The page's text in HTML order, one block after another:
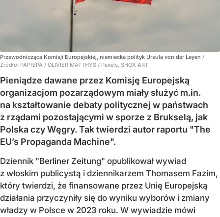
Przewodnicząca Komisji Europejskiej, niemiecka polityk Ursula von der Leyen /
Źródło: PAP/EPA / OLIVIER MATTHYS / Pexels, SHOX ART
Pieniądze dawane przez Komisję Europejską
organizacjom pozarządowym miały służyć m.in.
na kształtowanie debaty politycznej w państwach
z rządami pozostającymi w sporze z Brukselą, jak
Polska czy Węgry. Tak twierdzi autor raportu "The
EU’s Propaganda Machine".
Dziennik "Berliner Zeitung" opublikował wywiad
z włoskim publicystą i dziennikarzem Thomasem Fazim,
który twierdzi, że finansowane przez Unię Europejską
działania przyczyniły się do wyniku wyborów i zmiany
władzy w Polsce w 2023 roku. W wywiadzie mówi